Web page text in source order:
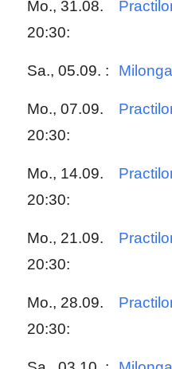
Mo., 31.08.
20:30:
Sa., 05.09. :
Mo., 07.09.
20:30:
Mo., 14.09.
20:30:
Mo., 21.09.
20:30:
Mo., 28.09.
20:30: